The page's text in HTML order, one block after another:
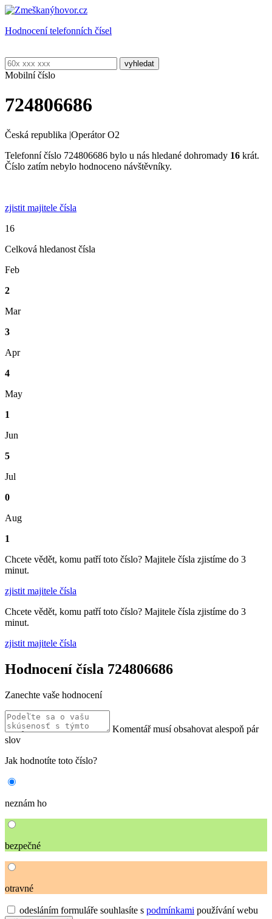
Hodnocení telefonních čísel
Mobilní číslo
724806686
Česká republika |Operátor O2
Telefonní číslo 724806686 bylo u nás hledané dohromady 16 krát.
Číslo zatím nebylo hodnoceno návštěvníky.
zjistit majitele čísla
16
Celková hledanost čísla
Feb
2
Mar
3
Apr
4
May
1
Jun
5
Jul
0
Aug
1
Chcete vědět, komu patří toto číslo? Majitele čísla zjistíme do 3
minut.
zjistit majitele čísla
Chcete vědět, komu patří toto číslo? Majitele čísla zjistíme do 3
minut.
zjistit majitele čísla
Hodnocení čísla 724806686
Zanechte vaše hodnocení
Komentář musí obsahovat alespoň pár
slov
Jak hodnotíte toto číslo?
neznám ho
bezpečné
otravné
odesláním formuláře souhlasíte s podmínkami používání webu